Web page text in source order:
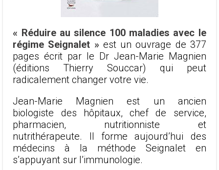
« Réduire au silence 100 maladies avec le
régime Seignalet » est un ouvrage de 377
pages écrit par le Dr Jean-Marie Magnien
(éditions Thierry Souccar) qui peut
radicalement changer votre vie.
Jean-Marie Magnien est un ancien
biologiste des hôpitaux, chef de service,
pharmacien, nutritionniste et
nutrithérapeute. Il forme aujourd’hui des
médecins à la méthode Seignalet en
s’appuyant sur l’immunologie.